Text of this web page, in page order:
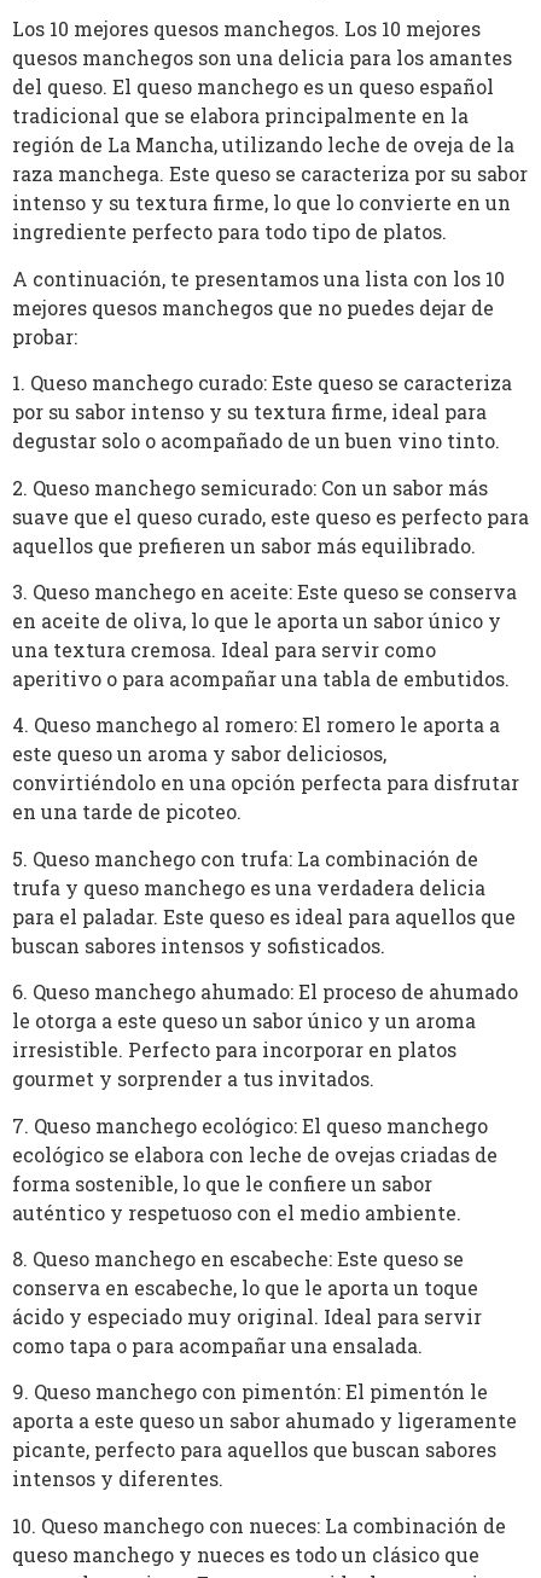
Los 10 mejores quesos manchegos. Los 10 mejores
quesos manchegos son una delicia para los amantes
del queso. El queso manchego es un queso español
tradicional que se elabora principalmente en la
región de La Mancha, utilizando leche de oveja de la
raza manchega. Este queso se caracteriza por su sabor
intenso y su textura firme, lo que lo convierte en un
ingrediente perfecto para todo tipo de platos.
A continuación, te presentamos una lista con los 10
mejores quesos manchegos que no puedes dejar de
probar:
1. Queso manchego curado: Este queso se caracteriza
por su sabor intenso y su textura firme, ideal para
degustar solo o acompañado de un buen vino tinto.
2. Queso manchego semicurado: Con un sabor más
suave que el queso curado, este queso es perfecto para
aquellos que prefieren un sabor más equilibrado.
3. Queso manchego en aceite: Este queso se conserva
en aceite de oliva, lo que le aporta un sabor único y
una textura cremosa. Ideal para servir como
aperitivo o para acompañar una tabla de embutidos.
4. Queso manchego al romero: El romero le aporta a
este queso un aroma y sabor deliciosos,
convirtiéndolo en una opción perfecta para disfrutar
en una tarde de picoteo.
5. Queso manchego con trufa: La combinación de
trufa y queso manchego es una verdadera delicia
para el paladar. Este queso es ideal para aquellos que
buscan sabores intensos y sofisticados.
6. Queso manchego ahumado: El proceso de ahumado
le otorga a este queso un sabor único y un aroma
irresistible. Perfecto para incorporar en platos
gourmet y sorprender a tus invitados.
7. Queso manchego ecológico: El queso manchego
ecológico se elabora con leche de ovejas criadas de
forma sostenible, lo que le confiere un sabor
auténtico y respetuoso con el medio ambiente.
8. Queso manchego en escabeche: Este queso se
conserva en escabeche, lo que le aporta un toque
ácido y especiado muy original. Ideal para servir
como tapa o para acompañar una ensalada.
9. Queso manchego con pimentón: El pimentón le
aporta a este queso un sabor ahumado y ligeramente
picante, perfecto para aquellos que buscan sabores
intensos y diferentes.
10. Queso manchego con nueces: La combinación de
queso manchego y nueces es todo un clásico que